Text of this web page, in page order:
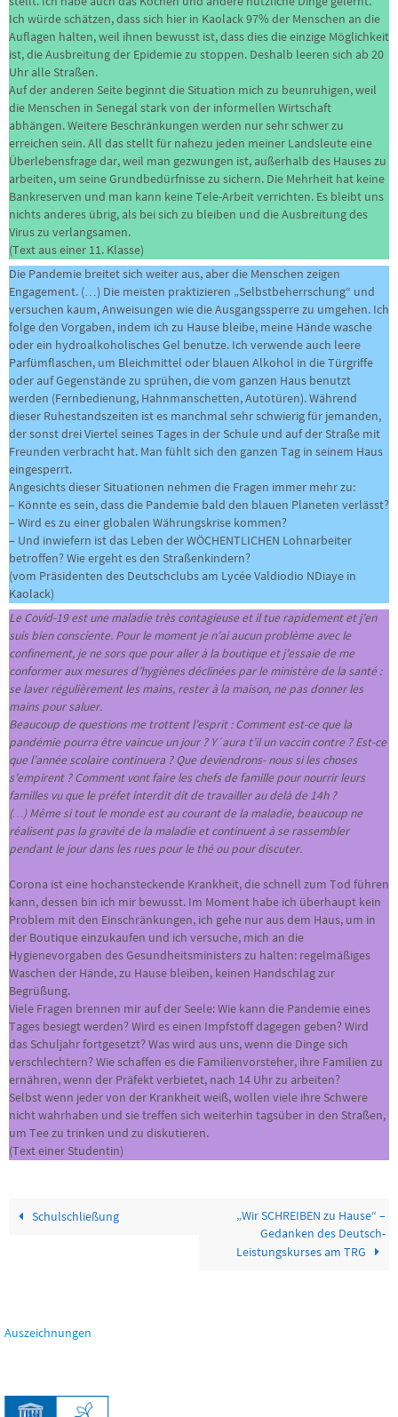
Ich würde schätzen, dass sich hier in Kaolack 97% der Menschen an die
Auflagen halten, weil ihnen bewusst ist, dass dies die einzige Möglichkeit
ist, die Ausbreitung der Epidemie zu stoppen. Deshalb leeren sich ab 20
Uhr alle Straßen.
Auf der anderen Seite beginnt die Situation mich zu beunruhigen, weil
die Menschen in Senegal stark von der informellen Wirtschaft
abhängen. Weitere Beschränkungen werden nur sehr schwer zu
erreichen sein. All das stellt für nahezu jeden meiner Landsleute eine
Überlebensfrage dar, weil man gezwungen ist, außerhalb des Hauses zu
arbeiten, um seine Grundbedürfnisse zu sichern. Die Mehrheit hat keine
Bankreserven und man kann keine Tele-Arbeit verrichten. Es bleibt uns
nichts anderes übrig, als bei sich zu bleiben und die Ausbreitung des
Virus zu verlangsamen.
(Text aus einer 11. Klasse)
Die Pandemie breitet sich weiter aus, aber die Menschen zeigen
Engagement. (…) Die meisten praktizieren „Selbstbeherrschung“ und
versuchen kaum, Anweisungen wie die Ausgangssperre zu umgehen. Ich
folge den Vorgaben, indem ich zu Hause bleibe, meine Hände wasche
oder ein hydroalkoholisches Gel benutze. Ich verwende auch leere
Parfümflaschen, um Bleichmittel oder blauen Alkohol in die Türgriffe
oder auf Gegenstände zu sprühen, die vom ganzen Haus benutzt
werden (Fernbedienung, Hahnmanschetten, Autotüren). Während
dieser Ruhestandszeiten ist es manchmal sehr schwierig für jemanden,
der sonst drei Viertel seines Tages in der Schule und auf der Straße mit
Freunden verbracht hat. Man fühlt sich den ganzen Tag in seinem Haus
eingesperrt.
Angesichts dieser Situationen nehmen die Fragen immer mehr zu:
– Könnte es sein, dass die Pandemie bald den blauen Planeten verlässt?
– Wird es zu einer globalen Währungskrise kommen?
– Und inwiefern ist das Leben der WÖCHENTLICHEN Lohnarbeiter
betroffen? Wie ergeht es den Straßenkindern?
(vom Präsidenten des Deutschclubs am Lycée Valdiodio NDiaye in
Kaolack)
Le Covid-19 est une maladie très contagieuse et il tue rapidement et j’en
suis bien consciente. Pour le moment je n’ai aucun problème avec le
confinement, je ne sors que pour aller à la boutique et j’essaie de me
conformer aux mesures d’hygiènes déclinées par le ministère de la santé :
se laver régulièrement les mains, rester à la maison, ne pas donner les
mains pour saluer.
Beaucoup de questions me trottent l’esprit : Comment est-ce que la
pandémie pourra être vaincue un jour ? Y´aura t’il un vaccin contre ? Est-ce
que l’année scolaire continuera ? Que deviendrons- nous si les choses
s’empirent ? Comment vont faire les chefs de famille pour nourrir leurs
familles vu que le préfet interdit dit de travailler au delà de 14h ?
(…) Même si tout le monde est au courant de la maladie, beaucoup ne
réalisent pas la gravité de la maladie et continuent à se rassembler
pendant le jour dans les rues pour le thé ou pour discuter.
Corona ist eine hochansteckende Krankheit, die schnell zum Tod führen
kann, dessen bin ich mir bewusst. Im Moment habe ich überhaupt kein
Problem mit den Einschränkungen, ich gehe nur aus dem Haus, um in
der Boutique einzukaufen und ich versuche, mich an die
Hygienevorgaben des Gesundheitsministers zu halten: regelmäßiges
Waschen der Hände, zu Hause bleiben, keinen Handschlag zur
Begrüßung.
Viele Fragen brennen mir auf der Seele: Wie kann die Pandemie eines
Tages besiegt werden? Wird es einen Impfstoff dagegen geben? Wird
das Schuljahr fortgesetzt? Was wird aus uns, wenn die Dinge sich
verschlechtern? Wie schaffen es die Familienvorsteher, ihre Familien zu
ernähren, wenn der Präfekt verbietet, nach 14 Uhr zu arbeiten?
Selbst wenn jeder von der Krankheit weiß, wollen viele ihre Schwere
nicht wahrhaben und sie treffen sich weiterhin tagsüber in den Straßen,
um Tee zu trinken und zu diskutieren.
(Text einer Studentin)
Schulschließung
„Wir SCHREIBEN zu Hause“ –
Gedanken des Deutsch-
Leistungskurses am TRG
Auszeichnungen